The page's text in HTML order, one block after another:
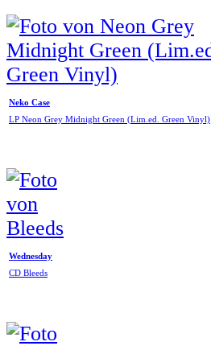
Neko Case
LP Neon Grey Midnight Green (Lim.ed. Green Vinyl)
Wednesday
CD Bleeds